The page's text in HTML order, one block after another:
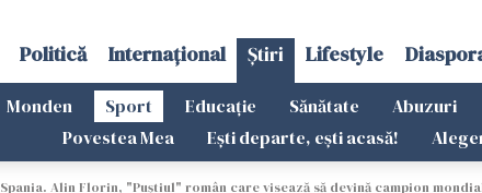
Politică Internațional Știri Lifestyle
Monden Sport Educație Sănătate Abuzuri
Povestea Mea
Ești departe, ești acasă!
Spania. Alin Florin, "Puștiul" român care visează să devină campion